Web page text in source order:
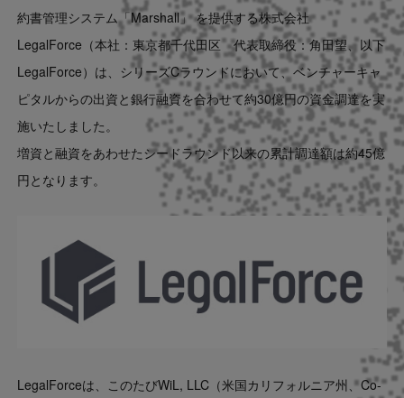
Contact
US website
約書管理システム「Marshall」 を提供する株式会社
LegalForce（本社：東京都千代田区 代表取締役：角田望、以下
LegalForce）は、シリーズCラウンドにおいて、ベンチャーキャ
ピタルからの出資と銀行融資を合わせて約30億円の資金調達を実
施いたしました。
増資と融資をあわせたシードラウンド以来の累計調達額は約45億
円となります。
LegalForceは、このたびWiL, LLC（米国カリフォルニア州、Co-